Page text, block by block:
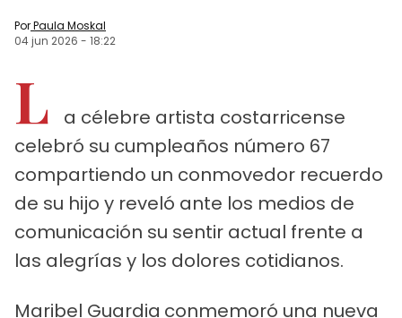
PorPaula Moskal
04 jun 2026 - 18:22
L
a célebre artista costarricense
celebró su cumpleaños número 67
compartiendo un conmovedor recuerdo
de su hijo y reveló ante los medios de
comunicación su sentir actual frente a
las alegrías y los dolores cotidianos.
Maribel Guardia conmemoró una nueva